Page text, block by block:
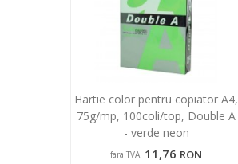
Hartie color pentru copiator A4,
75g/mp, 100coli/top, Double A
- verde neon
fara TVA: 11,76 RON